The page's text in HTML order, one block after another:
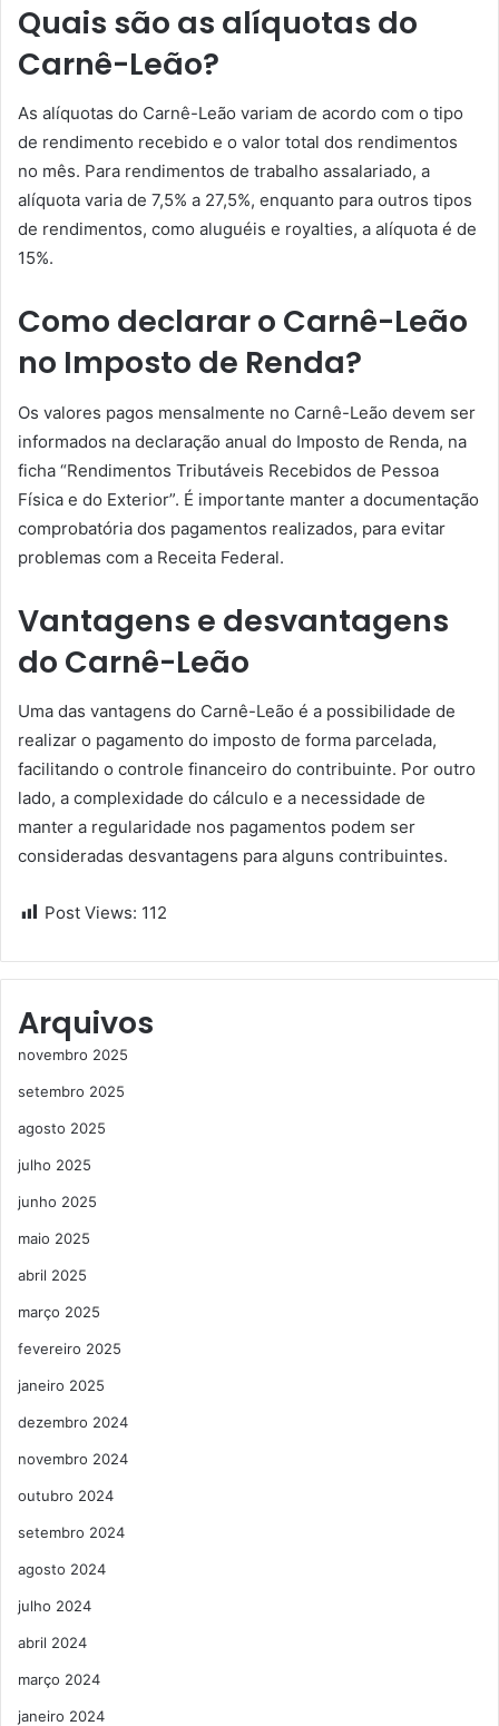
Quais são as alíquotas do
Carnê-Leão?
As alíquotas do Carnê-Leão variam de acordo com o tipo
de rendimento recebido e o valor total dos rendimentos
no mês. Para rendimentos de trabalho assalariado, a
alíquota varia de 7,5% a 27,5%, enquanto para outros tipos
de rendimentos, como aluguéis e royalties, a alíquota é de
15%.
Como declarar o Carnê-Leão
no Imposto de Renda?
Os valores pagos mensalmente no Carnê-Leão devem ser
informados na declaração anual do Imposto de Renda, na
ficha “Rendimentos Tributáveis Recebidos de Pessoa
Física e do Exterior”. É importante manter a documentação
comprobatória dos pagamentos realizados, para evitar
problemas com a Receita Federal.
Vantagens e desvantagens
do Carnê-Leão
Uma das vantagens do Carnê-Leão é a possibilidade de
realizar o pagamento do imposto de forma parcelada,
facilitando o controle financeiro do contribuinte. Por outro
lado, a complexidade do cálculo e a necessidade de
manter a regularidade nos pagamentos podem ser
consideradas desvantagens para alguns contribuintes.
Post Views: 112
Arquivos
novembro 2025
setembro 2025
agosto 2025
julho 2025
junho 2025
maio 2025
abril 2025
março 2025
fevereiro 2025
janeiro 2025
dezembro 2024
novembro 2024
outubro 2024
setembro 2024
agosto 2024
julho 2024
abril 2024
março 2024
janeiro 2024